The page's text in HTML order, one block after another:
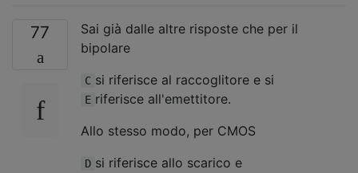
77
Sai già dalle altre risposte che per il
bipolare
C si riferisce al raccoglitore e si
E riferisce all'emettitore.
Allo stesso modo, per CMOS
D si riferisce allo scarico e